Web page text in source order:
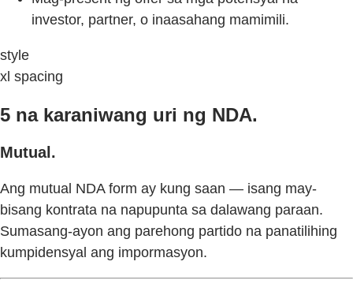
investor, partner, o inaasahang mamimili.
style
xl spacing
5 na karaniwang uri ng NDA.
Mutual.
Ang mutual NDA form ay kung saan — isang may-
bisang kontrata na napupunta sa dalawang paraan.
Sumasang-ayon ang parehong partido na panatilihing
kumpidensyal ang impormasyon.